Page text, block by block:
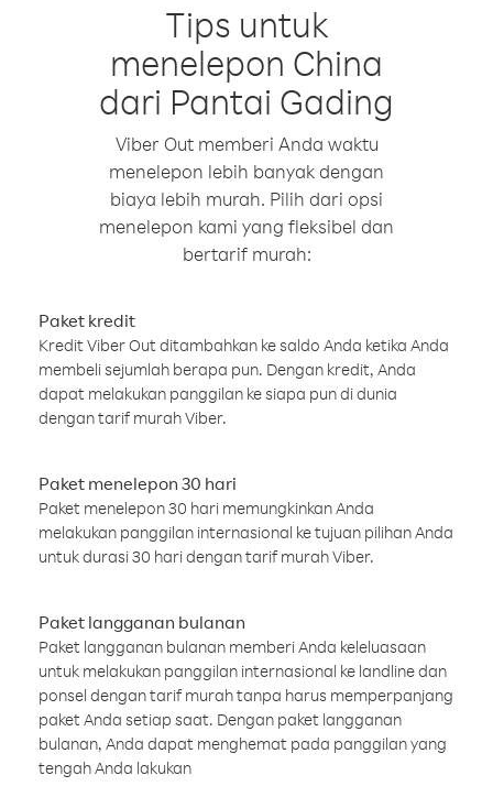
Tips untuk
menelepon China
dari Pantai Gading
Viber Out memberi Anda waktu
menelepon lebih banyak dengan
biaya lebih murah. Pilih dari opsi
menelepon kami yang fleksibel dan
bertarif murah:
Paket kredit
Kredit Viber Out ditambahkan ke saldo Anda ketika Anda
membeli sejumlah berapa pun. Dengan kredit, Anda
dapat melakukan panggilan ke siapa pun di dunia
dengan tarif murah Viber.
Paket menelepon 30 hari
Paket menelepon 30 hari memungkinkan Anda
melakukan panggilan internasional ke tujuan pilihan Anda
untuk durasi 30 hari dengan tarif murah Viber.
Paket langganan bulanan
Paket langganan bulanan memberi Anda keleluasaan
untuk melakukan panggilan internasional ke landline dan
ponsel dengan tarif murah tanpa harus memperpanjang
paket Anda setiap saat. Dengan paket langganan
bulanan, Anda dapat menghemat pada panggilan yang
tengah Anda lakukan